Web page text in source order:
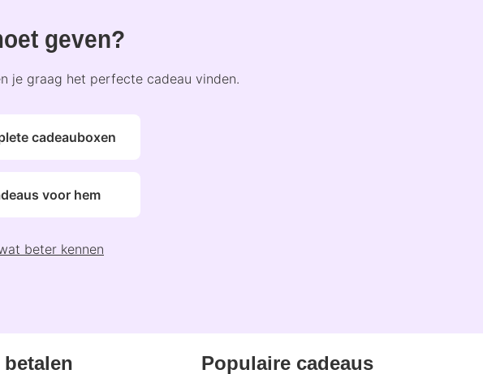
geven?
je graag het perfecte cadeau vinden.
cadeauboxen
voor hem
beter kennen
Populaire cadeaus